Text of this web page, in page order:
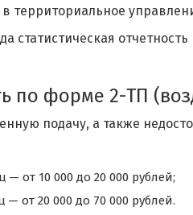
в территориальное
статистическая
по форме 2-ТП
подачу, а также
от 10 000 до 20 000 рублей;
от 20 000 до 70 000 рублей.